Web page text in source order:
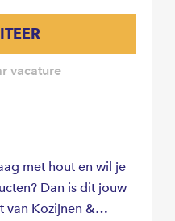
vacature
met hout en wil je
Dan is dit jouw
van Kozijnen &